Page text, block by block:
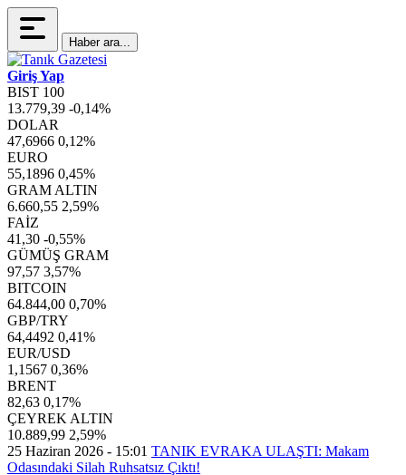
Haber ara...
Giriş Yap
BIST 100
13.779,39 -0,14%
DOLAR
47,6966 0,12%
EURO
55,1896 0,45%
GRAM ALTIN
6.660,55 2,59%
FAİZ
41,30 -0,55%
GÜMÜŞ GRAM
97,57 3,57%
BITCOIN
64.844,00 0,70%
GBP/TRY
64,4492 0,41%
EUR/USD
1,1567 0,36%
BRENT
82,63 0,17%
ÇEYREK ALTIN
10.889,99 2,59%
25 Haziran 2026 - 15:01 TANIK EVRAKA ULAŞTI: Makam
Odasındaki Silah Ruhsatsız Çıktı!